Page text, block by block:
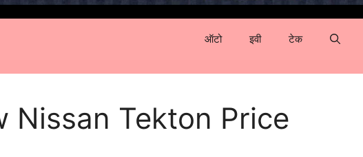
ऑटो इवी टेक
Nissan Tekton Price